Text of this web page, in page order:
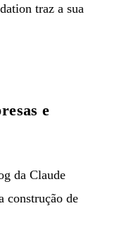
traz a sua
e
da Claude
construção de